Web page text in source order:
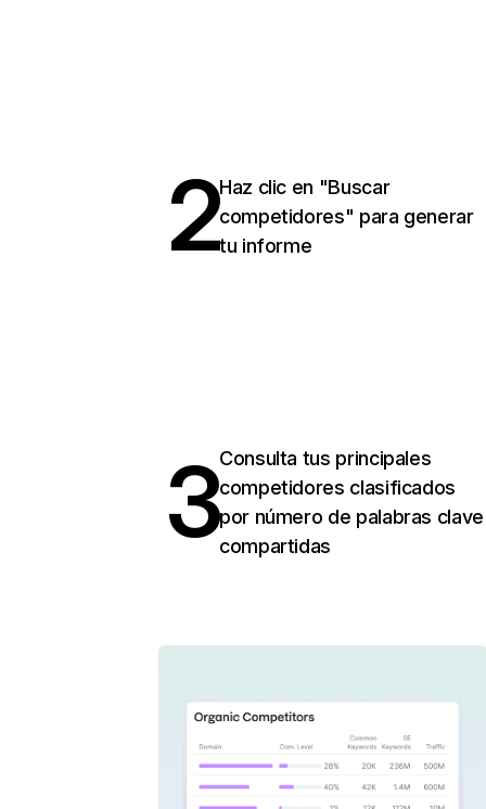
2Haz clic en "Buscar
competidores" para generar
tu informe
3Consulta tus principales
competidores clasificados
por número de palabras clave
compartidas